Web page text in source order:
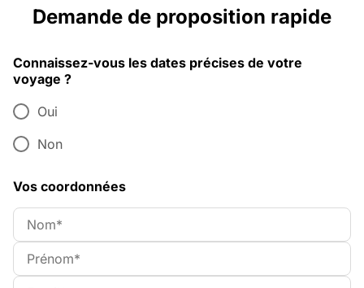
Demande de proposition rapide
Connaissez-vous les dates précises de votre
voyage ?
Oui
Non
Vos coordonnées